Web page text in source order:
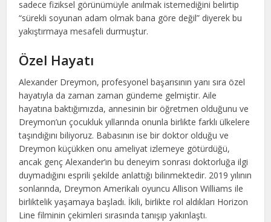
sadece fiziksel görünümüyle anılmak istemediğini belirtip
“sürekli soyunan adam olmak bana göre değil” diyerek bu
yakıştırmaya mesafeli durmuştur.
Özel Hayatı
Alexander Dreymon, profesyonel başarısının yanı sıra özel
hayatıyla da zaman zaman gündeme gelmiştir. Aile
hayatına baktığımızda, annesinin bir öğretmen olduğunu ve
Dreymon’un çocukluk yıllarında onunla birlikte farklı ülkelere
taşındığını biliyoruz. Babasının ise bir doktor olduğu ve
Dreymon küçükken onu ameliyat izlemeye götürdüğü,
ancak genç Alexander’ın bu deneyim sonrası doktorluğa ilgi
duymadığını esprili şekilde anlattığı bilinmektedir. 2019 yılının
sonlarında, Dreymon Amerikalı oyuncu Allison Williams ile
birliktelik yaşamaya başladı. İkili, birlikte rol aldıkları Horizon
Line filminin çekimleri sırasında tanışıp yakınlaştı.